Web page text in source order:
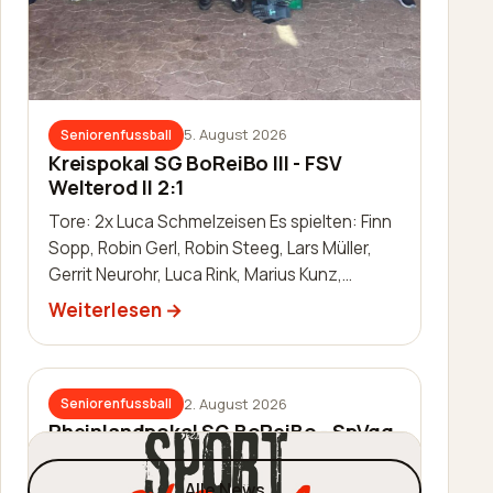
Seniorenfussball 5. August 2026
Kreispokal SG BoReiBo III - FSV
Welterod II 2:1
Tore: 2x Luca Schmelzeisen Es spielten: Finn
Sopp, Robin Gerl, Robin Steeg, Lars Müller,
Gerrit Neurohr, Luca Rink, Marius Kunz,
Manuel Häuser, Lukas Schleis,…
Weiterlesen
Seniorenfussball 2. August 2026
Rheinlandpokal SG BoReiBo - SpVgg.
EGC Wirges 1:2